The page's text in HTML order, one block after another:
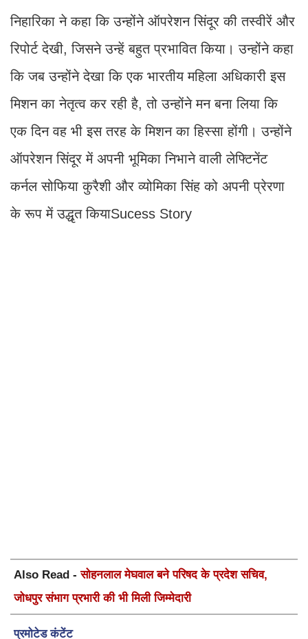
निहारिका ने कहा कि उन्होंने ऑपरेशन सिंदूर की तस्वीरें और
रिपोर्ट देखी, जिसने उन्हें बहुत प्रभावित किया। उन्होंने कहा
कि जब उन्होंने देखा कि एक भारतीय महिला अधिकारी इस
मिशन का नेतृत्व कर रही है, तो उन्होंने मन बना लिया कि
एक दिन वह भी इस तरह के मिशन का हिस्सा होंगी। उन्होंने
ऑपरेशन सिंदूर में अपनी भूमिका निभाने वाली लेफ्टिनेंट
कर्नल सोफिया कुरैशी और व्योमिका सिंह को अपनी प्रेरणा
के रूप में उद्धृत कियाSucess Story
Also Read -सोहनलाल मेघवाल बने परिषद के प्रदेश सचिव,
जोधपुर संभाग प्रभारी की भी मिली जिम्मेदारी